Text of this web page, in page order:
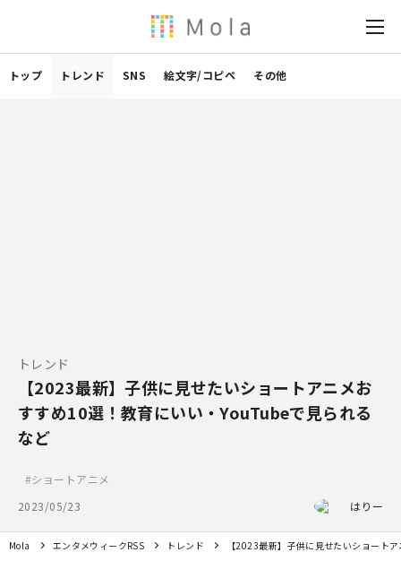
トップ トレンド SNS 絵文字/コピペ その他
トレンド
【2023最新】子供に見せたいショートアニメお
すすめ10選！教育にいい・YouTubeで見られる
など
ショートアニメ
2023/05/23
はりー
Mola エンタメウィークRSS トレンド 【2023最新】子供に見せたいショート